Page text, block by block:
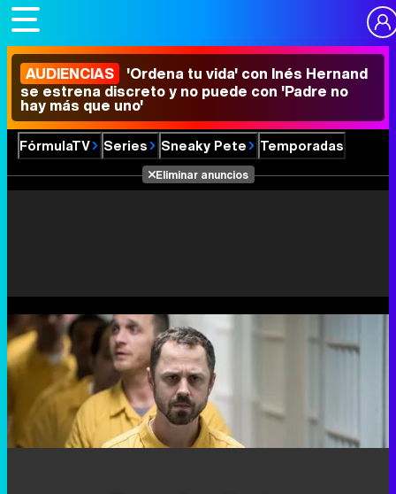
AUDIENCIAS 'Ordena tu vida' con Inés Hernand
se estrena discreto y no puede con 'Padre no
hay más que uno'
FórmulaTV Series Sneaky Pete Temporadas
Eliminar anuncios